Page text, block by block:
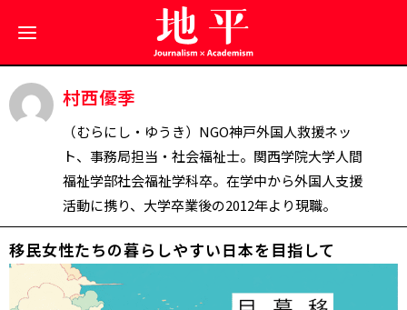
村西優季
（むらにし・ゆうき）NGO神戸外国人救援ネッ
ト、事務局担当・社会福祉士。関西学院大学人間
福祉学部社会福祉学科卒。在学中から外国人支援
活動に携り、大学卒業後の2012年より現職。
移民女性たちの暮らしやすい日本を目指して